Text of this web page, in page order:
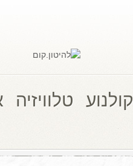
קולנוע טלוויזיה